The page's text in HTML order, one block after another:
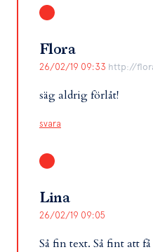
Flora
26/02/19 09:33 http://
säg aldrig förlåt!
svara
Lina
26/02/19 09:05
Så fin text. Så fint att